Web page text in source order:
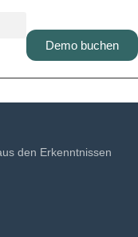
Demo buchen
den Erkenntnissen